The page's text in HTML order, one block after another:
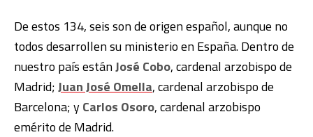
De estos 134, seis son de origen español, aunque no
todos desarrollen su ministerio en España. Dentro de
nuestro país estánJosé Cobo, cardenal arzobispo de
Madrid;Juan José Omella, cardenal arzobispo de
Barcelona; yCarlos Osoro, cardenal arzobispo
emérito de Madrid.